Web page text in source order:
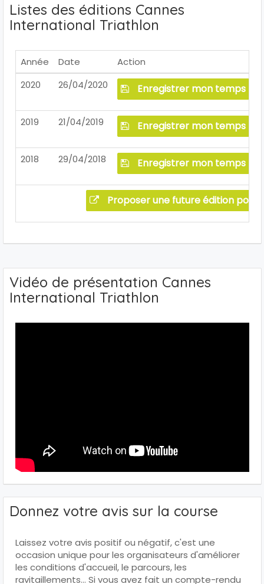
Listes des éditions Cannes
International Triathlon
Année Date
Action
2020
26/04/2020 Enregistrer mon temps
2019 21/04/2019 Enregistrer mon temps
2018 29/04/2018 Enregistrer mon temps
Proposer une future édition pour
Vidéo de présentation Cannes
International Triathlon
Donnez votre avis sur la course
Laissez votre avis positif ou négatif, c'est une
occasion unique pour les organisateurs d'améliorer
les conditions d'accueil, le parcours, les
ravitaillements... Si vous avez fait un compte-rendu